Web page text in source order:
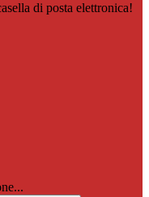
di posta elettronica!